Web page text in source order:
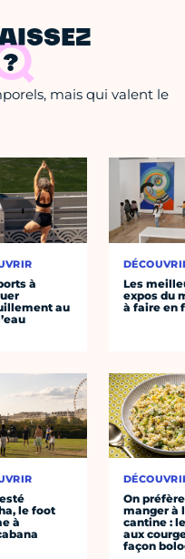
mais qui valent le
à
au
le foot
à
Les
expos du
à faire en
On préfère
manger à
cantine :
aux
façon